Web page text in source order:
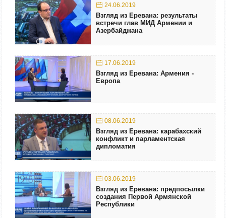
24.06.2019
Взгляд из Еревана: результаты
встречи глав МИД Армении и
Азербайджана
17.06.2019
Взгляд из Еревана: Армения -
Европа
08.06.2019
Взгляд из Еревана: карабахский
конфликт и парламентская
дипломатия
03.06.2019
Взгляд из Еревана: предпосылки
создания Первой Армянской
Республики